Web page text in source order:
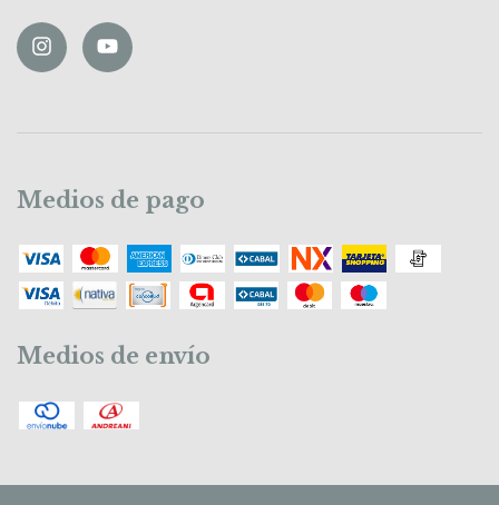
Medios de pago
Medios de envío